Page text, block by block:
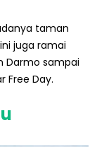
taman
juga ramai
Darmo sampai
Free Day.